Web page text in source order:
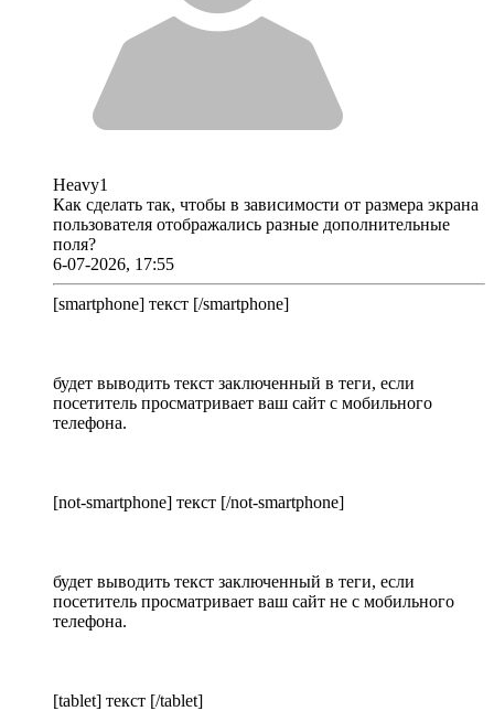
Heavy1
Как сделать так, чтобы в зависимости от размера экрана
пользователя отображались разные дополнительные
поля?
6-07-2026, 17:55
[smartphone] текст [/smartphone]
будет выводить текст заключенный в теги, если
посетитель просматривает ваш сайт с мобильного
телефона.
[not-smartphone] текст [/not-smartphone]
будет выводить текст заключенный в теги, если
посетитель просматривает ваш сайт не с мобильного
телефона.
[tablet] текст [/tablet]